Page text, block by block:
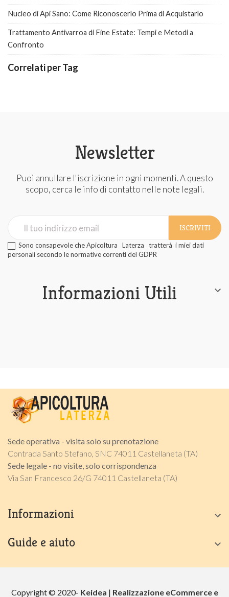
Nucleo di Api Sano: Come Riconoscerlo Prima di Acquistarlo
Trattamento Antivarroa di Fine Estate: Tempi e Metodi a
Confronto
Correlati per Tag
Newsletter
Puoi annullare l'iscrizione in ogni momenti. A questo
scopo, cerca le info di contatto nelle note legali.
ISCRIVITI
Sono consapevole che Apicoltura Laterza tratterà i miei dati
personali secondo le normative correnti del GDPR
Informazioni Utili 
Sede operativa - visita solo su prenotazione
Contrada Santo Stefano, SNC 74011 Castellaneta (TA)
Sede legale - no visite, solo corrispondenza
Via San Francesco 26/G 74011 Castellaneta (TA)
Informazioni 
Guide e aiuto 
Copyright © 2020- Keidea | Realizzazione eCommerce e